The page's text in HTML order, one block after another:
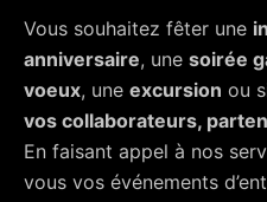
Vous souhaitez fêter une
anniversaire, une soirée
voeux, une excursion ou
vos collaborateurs,
En faisant appel à nos
vous vos événements